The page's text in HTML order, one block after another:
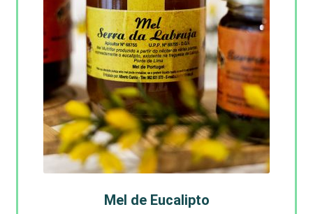
Mel de Eucalipto